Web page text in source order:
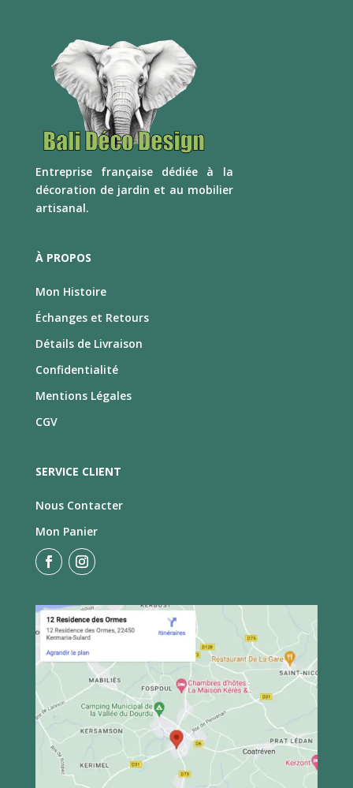
Entreprise française dédiée à la
décoration de jardin et au mobilier
artisanal.
À PROPOS
Mon Histoire
Échanges et Retours
Détails de Livraison
Confidentialité
Mentions Légales
CGV
SERVICE CLIENT
Nous Contacter
Mon Panier